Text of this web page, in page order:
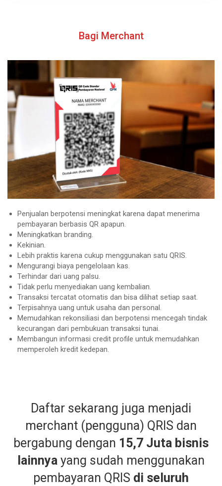
Bagi Merchant
Penjualan berpotensi meningkat karena dapat menerima
pembayaran berbasis QR apapun.
Meningkatkan branding.
Kekinian.
Lebih praktis karena cukup menggunakan satu QRIS.
Mengurangi biaya pengelolaan kas.
Terhindar dari uang palsu.
Tidak perlu menyediakan uang kembalian.
Transaksi tercatat otomatis dan bisa dilihat setiap saat.
Terpisahnya uang untuk usaha dan personal.
Memudahkan rekonsiliasi dan berpotensi mencegah tindak
kecurangan dari pembukuan transaksi tunai.
Membangun informasi credit profile untuk memudahkan
memperoleh kredit kedepan.
Daftar sekarang juga menjadi
merchant (pengguna) QRIS dan
bergabung dengan 15,7 Juta bisnis
lainnya yang sudah menggunakan
pembayaran QRIS di seluruh